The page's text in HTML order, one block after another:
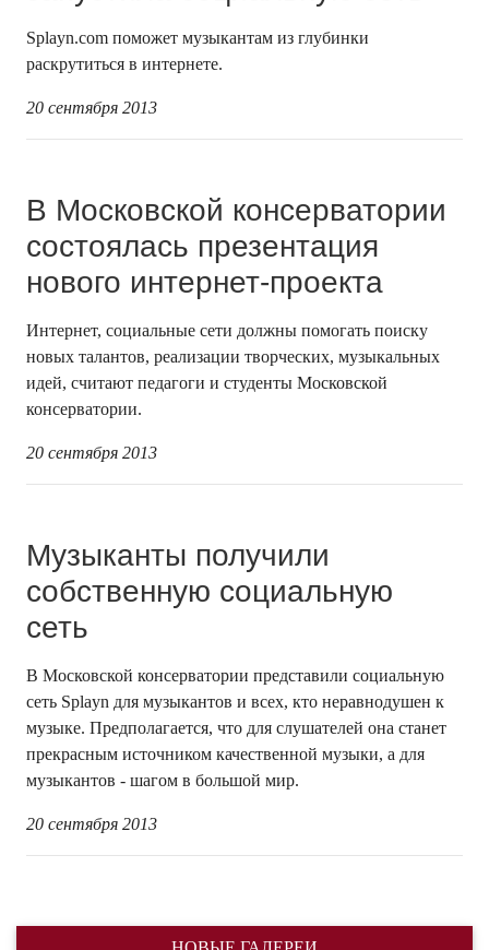
Splayn.com поможет музыкантам из глубинки
раскрутиться в интернете.
20 сентября 2013
В Московской консерватории
состоялась презентация
нового интернет-проекта
Интернет, социальные сети должны помогать поиску
новых талантов, реализации творческих, музыкальных
идей, считают педагоги и студенты Московской
консерватории.
20 сентября 2013
Музыканты получили
собственную социальную
сеть
В Московской консерватории представили социальную
сеть Splayn для музыкантов и всех, кто неравнодушен к
музыке. Предполагается, что для слушателей она станет
прекрасным источником качественной музыки, а для
музыкантов - шагом в большой мир.
20 сентября 2013